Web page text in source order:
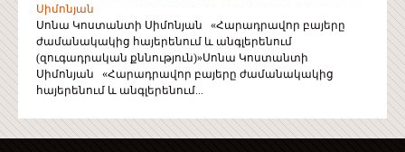
Սիմոնյան
Սոնա Կոստանտի Սիմոնյան «Հարադրավոր բայերը
ժամանակակից հայերենում և անգլերենում
(զուգադրական քննություն)»Սոնա Կոստանտի
Սիմոնյան «Հարադրավոր բայերը ժամանակակից
հայերենում և անգլերենում...